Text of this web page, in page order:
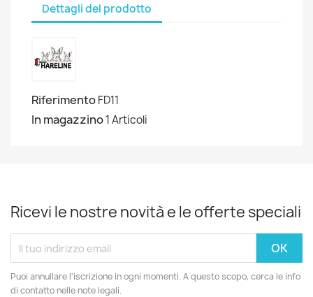
Dettagli del prodotto
RiferimentoFD11
In magazzino1 Articoli
Ricevi le nostre novità e le offerte speciali
Puoi annullare l'iscrizione in ogni momenti. A questo scopo, cerca le info
di contatto nelle note legali.